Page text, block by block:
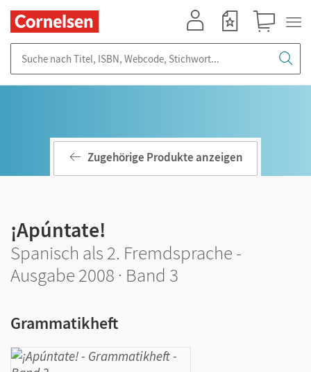
Zugehörige Produkte anzeigen
¡Apúntate!
Spanisch als 2. Fremdsprache -
Ausgabe 2008 · Band 3
Grammatikheft